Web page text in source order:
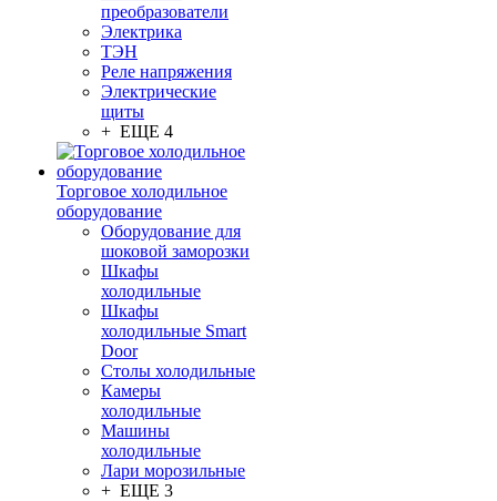
преобразователи
Электрика
ТЭН
Реле напряжения
Электрические
щиты
+ ЕЩЕ 4
Торговое холодильное
оборудование
Оборудование для
шоковой заморозки
Шкафы
холодильные
Шкафы
холодильные Smart
Door
Столы холодильные
Камеры
холодильные
Машины
холодильные
Лари морозильные
+ ЕЩЕ 3